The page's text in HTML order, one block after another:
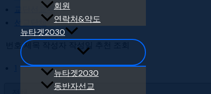
회원
연락처&약도
뉴타겟2030
뉴타겟2030
동반자선교
교단선교부
선교단체
번호제목 작성일